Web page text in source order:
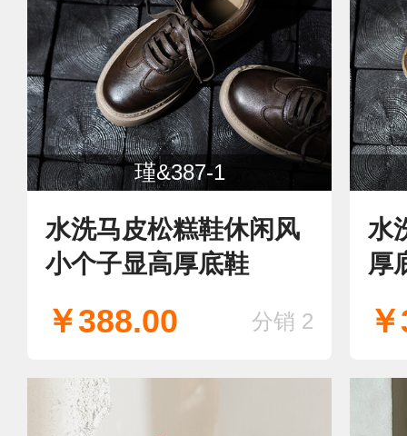
瑾&387-1
水洗马皮松糕鞋休闲风
小个子显高厚底鞋
￥388.00 分销 2
水
厚